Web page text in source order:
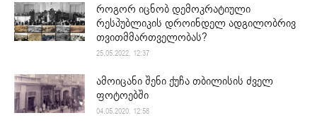
როგორ იცნობ დემოკრატიული
რესპუბლიკის დროინდელ ადგილობრივ
თვითმმართველობას?
25.05.2022. 12:37
ამოიცანი შენი ქუჩა თბილისის ძველ
ფოტოებში
04.05.2020. 12:58